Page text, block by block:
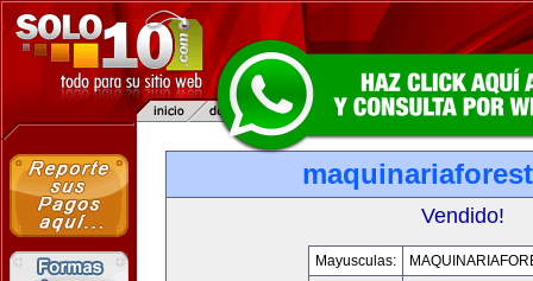
Vendido!
Mayusculas: